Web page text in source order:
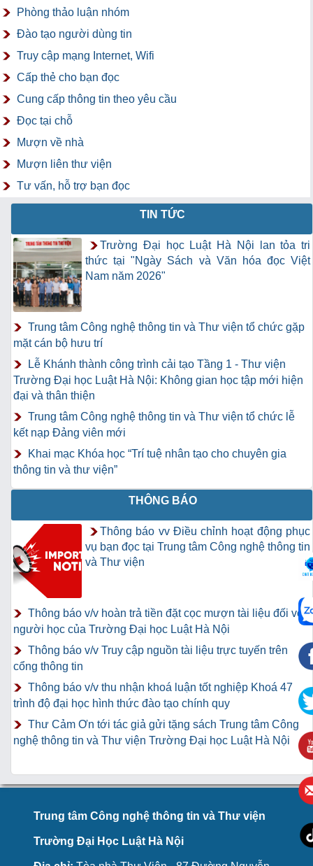
Phòng thảo luận nhóm
Đào tạo người dùng tin
Truy cập mạng Internet, Wifi
Cấp thẻ cho bạn đọc
Cung cấp thông tin theo yêu cầu
Đọc tại chỗ
Mượn về nhà
Mượn liên thư viện
Tư vấn, hỗ trợ bạn đọc
TIN TỨC
Trường Đại học Luật Hà Nội lan tỏa tri
thức tại "Ngày Sách và Văn hóa đọc Việt
Nam năm 2026"
Trung tâm Công nghệ thông tin và Thư viện tổ chức gặp
mặt cán bộ hưu trí
Lễ Khánh thành công trình cải tạo Tầng 1 - Thư viện
Trường Đại học Luật Hà Nội: Không gian học tập mới hiện
đại và thân thiện
Trung tâm Công nghệ thông tin và Thư viện tổ chức lễ
kết nạp Đảng viên mới
Khai mạc Khóa học “Trí tuệ nhân tạo cho chuyên gia
thông tin và thư viện”
THÔNG BÁO
Thông báo vv Điều chỉnh hoạt động phục
vụ bạn đọc tại Trung tâm Công nghệ thông tin
và Thư viện
Thông báo v/v hoàn trả tiền đặt cọc mượn tài liệu đối với
người học của Trường Đại học Luật Hà Nội
Thông báo v/v Truy cập nguồn tài liệu trực tuyến trên
cổng thông tin
Thông báo v/v thu nhận khoá luận tốt nghiệp Khoá 47
trình độ đại học hình thức đào tạo chính quy
Thư Cảm Ơn tới tác giả gửi tặng sách Trung tâm Công
nghệ thông tin và Thư viện Trường Đại học Luật Hà Nội
Trung tâm Công nghệ thông tin và Thư viện
Trường Đại Học Luật Hà Nội